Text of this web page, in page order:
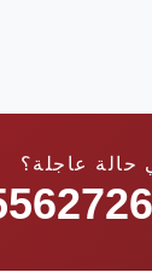
حالة عاجلة؟